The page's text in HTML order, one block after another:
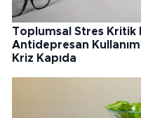
Toplumsal Stres Kritik
Antidepresan
Kriz Kapıda